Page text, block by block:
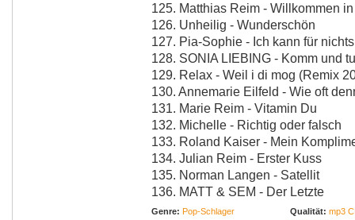
125. Matthias Reim - Willkommen
126. Unheilig - Wunderschön
127. Pia-Sophie - Ich kann für
128. SONIA LIEBING - Komm und
129. Relax - Weil i di mog (Remix
130. Annemarie Eilfeld - Wie oft
131. Marie Reim - Vitamin Du
132. Michelle - Richtig oder falsch
133. Roland Kaiser - Mein
134. Julian Reim - Erster Kuss
135. Norman Langen - Satellit
136. MATT & SEM - Der Letzte
Genre: Pop-Schlager Qualität: mp3